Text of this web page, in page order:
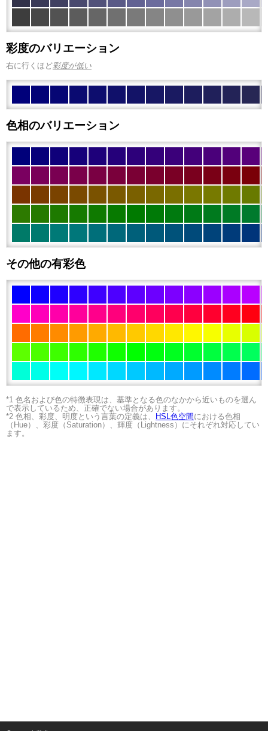
彩度のバリエーション
右に行くほど彩度が低い
色相のバリエーション
その他の有彩色
*1 色名および色の特徴表現は、基準となる色のなかから近いものを選ん
で表示しているため、正確でない場合があります。
*2 色相、彩度、明度という言葉の定義は、
HSL色空間 における色相
（Hue）、彩度（Saturation）、輝度（Lightness）にそれぞれ対応してい
ます。